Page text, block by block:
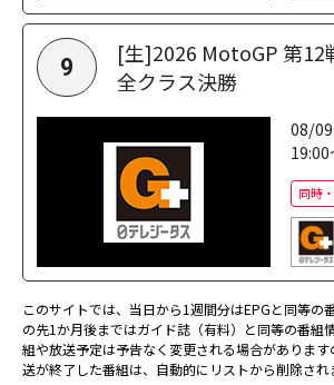
9
[生]2026 MotoGP 第12
全クラス決勝
08/
同時
このサイトでは、当日から1週間分はEPGと同等の
の先1か月後まではガイド誌（有料）と同等の番組
組や放送予定は予告なく変更される場合がありま
送が終了した番組は、自動的にリストから削除され